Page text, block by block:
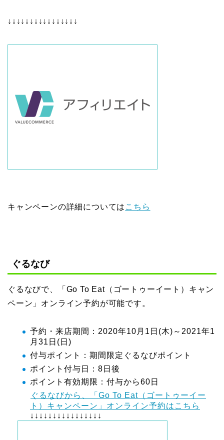
↓↓↓↓↓↓↓↓↓↓↓↓↓↓↓↓
キャンペーンの詳細については こちら
ぐるなび
ぐるなびで、「Go To Eat（ゴートゥーイート）キャン
ペーン」オンライン予約が可能です。
予約・来店期間：2020年10月1日(木)～2021年1
月31日(日)
付与ポイント：期間限定ぐるなびポイント
ポイント付与日：8日後
ポイント有効期限：付与から60日
ぐるなびから、「Go To Eat（ゴートゥーイー
ト）キャンペーン」オンライン予約はこちら
↓↓↓↓↓↓↓↓↓↓↓↓↓↓↓↓